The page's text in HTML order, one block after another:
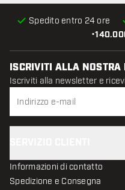
•
Spedito entro 24 ore
ISCRIVITI ALLA NOSTRA
Iscriviti alla newsletter e
Informazioni di contatto
Spedizione e Consegna